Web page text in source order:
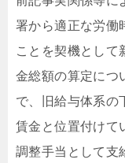
署から適正な労働
ことを契機として
金総額の算定につ
で、旧給与体系の
賃金と位置付けて
調整手当として支